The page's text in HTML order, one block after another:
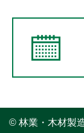
© 林業・木材製